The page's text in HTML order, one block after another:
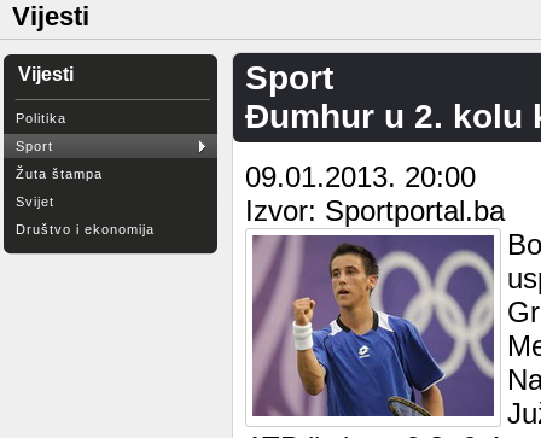
Vijesti
Vijesti
Politika
Sport
Žuta štampa
Svijet
Društvo i ekonomija
Sport
Đumhur u 2. kolu
09.01.2013. 20:00
Izvor: Sportportal.ba